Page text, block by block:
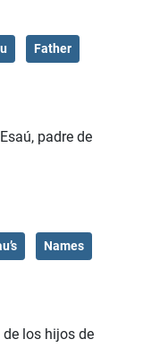
Father
padre de
Names
los hijos de